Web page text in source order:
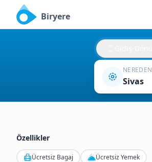
Biryere
NEREDEN
Sivas
Özellikler
Ücretsiz Bagaj Ücretsiz Yemek